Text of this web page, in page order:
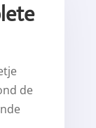
de